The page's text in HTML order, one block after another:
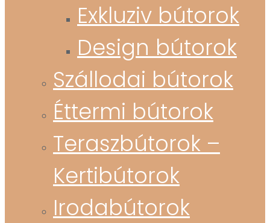
Exkluziv bútorok
Design bútorok
Szállodai bútorok
Éttermi bútorok
Teraszbútorok –
Kertibútorok
Irodabútorok